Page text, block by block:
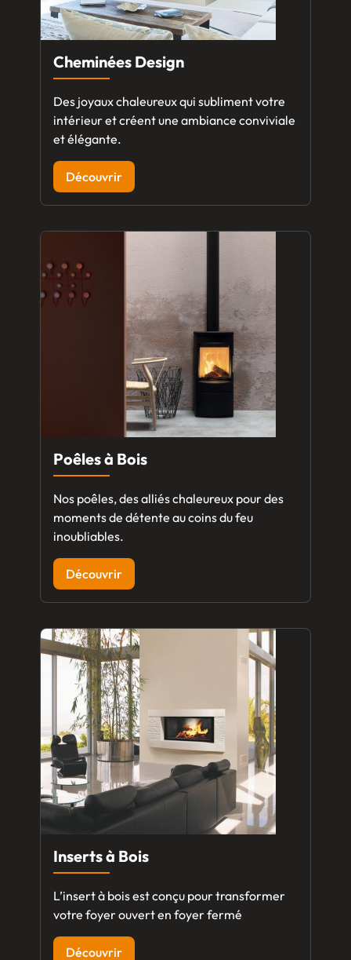
Cheminées Design
Des joyaux chaleureux qui subliment votre
intérieur et créent une ambiance conviviale
et élégante.
Découvrir
Poêles à Bois
Nos poêles, des alliés chaleureux pour des
moments de détente au coins du feu
inoubliables.
Découvrir
Inserts à Bois
L’insert à bois est conçu pour transformer
votre foyer ouvert en foyer fermé
Découvrir